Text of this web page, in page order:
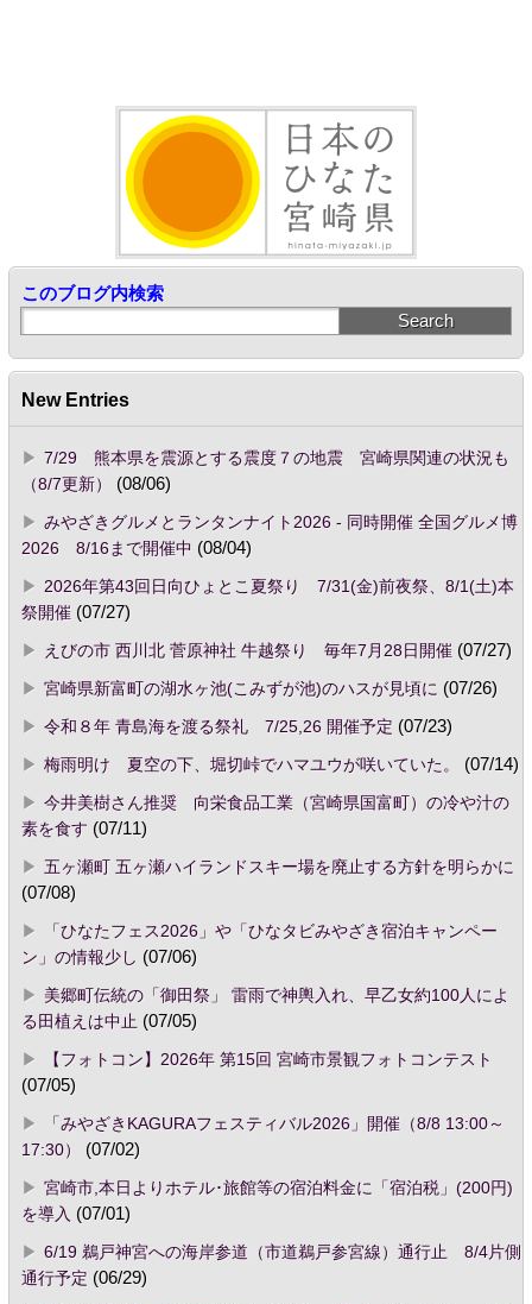
このブログ内検索
New Entries
7/29 熊本県を震源とする震度７の地震 宮崎県関連の状況も
（8/7更新）
(08/06)
みやざきグルメとランタンナイト2026 - 同時開催 全国グルメ博
2026 8/16まで開催中 (08/04)
2026年第43回日向ひょとこ夏祭り 7/31(金)前夜祭、8/1(土)本
祭開催(07/27)
えびの市 西川北 菅原神社 牛越祭り 毎年7月28日開催(07/27)
宮崎県新富町の湖水ヶ池(こみずが池)のハスが見頃に (07/26)
令和８年 青島海を渡る祭礼 7/25,26 開催予定 (07/23)
梅雨明け 夏空の下、堀切峠でハマユウが咲いていた。
(07/14)
今井美樹さん推奨 向栄食品工業（宮崎県国富町）の冷や汁の
素を食す (07/11)
五ヶ瀬町 五ヶ瀬ハイランドスキー場を廃止する方針を明らかに
(07/08)
「ひなたフェス2026」や「ひなタビみやざき宿泊キャンペー
ン」の情報少し (07/06)
美郷町伝統の「御田祭」 雷雨で神輿入れ、早乙女約100人によ
る田植えは中止 (07/05)
【フォトコン】2026年 第15回 宮崎市景観フォトコンテスト
(07/05)
「みやざきKAGURAフェスティバル2026」開催（8/8 13:00～
17:30）
(07/02)
宮崎市,本日よりホテル･旅館等の宿泊料金に「宿泊税」(200円)
を導入 (07/01)
6/19 鵜戸神宮への海岸参道（市道鵜戸参宮線）通行止 8/4片側
通行予定 (06/29)